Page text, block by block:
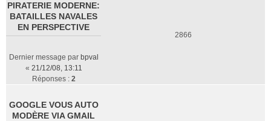
PIRATERIE MODERNE:
BATAILLES NAVALES
EN PERSPECTIVE
Dernier message par bpval
« 21/12/08, 13:11
Réponses : 2
2866
GOOGLE VOUS AUTO
MODÈRE VIA GMAIL